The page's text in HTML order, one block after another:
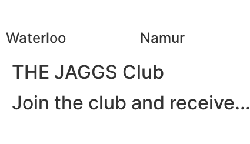
Waterloo Namur
THE JAGGS Club
Join the club and receive...